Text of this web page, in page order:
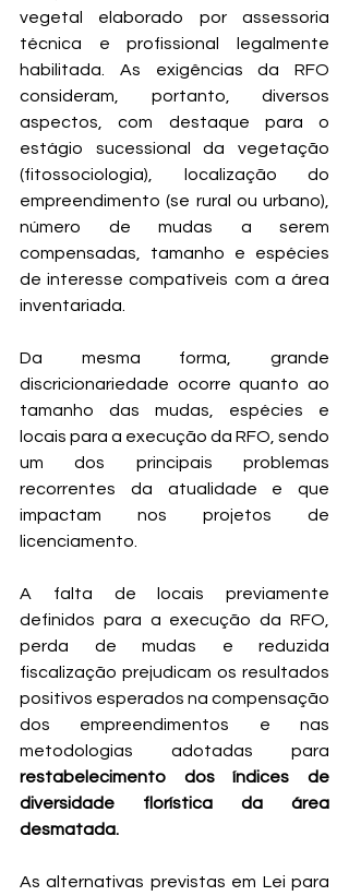
vegetal elaborado por assessoria
técnica e profissional legalmente
habilitada. As exigências da RFO
consideram, portanto, diversos
aspectos, com destaque para o
estágio sucessional da vegetação
(fitossociologia), localização do
empreendimento (se rural ou urbano),
número de mudas a serem
compensadas, tamanho e espécies
de interesse compatíveis com a área
inventariada.
Da mesma forma, grande
discricionariedade ocorre quanto ao
tamanho das mudas, espécies e
locais para a execução da RFO, sendo
um dos principais problemas
recorrentes da atualidade e que
impactam nos projetos de
licenciamento.
A falta de locais previamente
definidos para a execução da RFO,
perda de mudas e reduzida
fiscalização prejudicam os resultados
positivos esperados na compensação
dos empreendimentos e nas
restabelecimento dos índices de
diversidade florística da área
desmatada.
As alternativas previstas em Lei para